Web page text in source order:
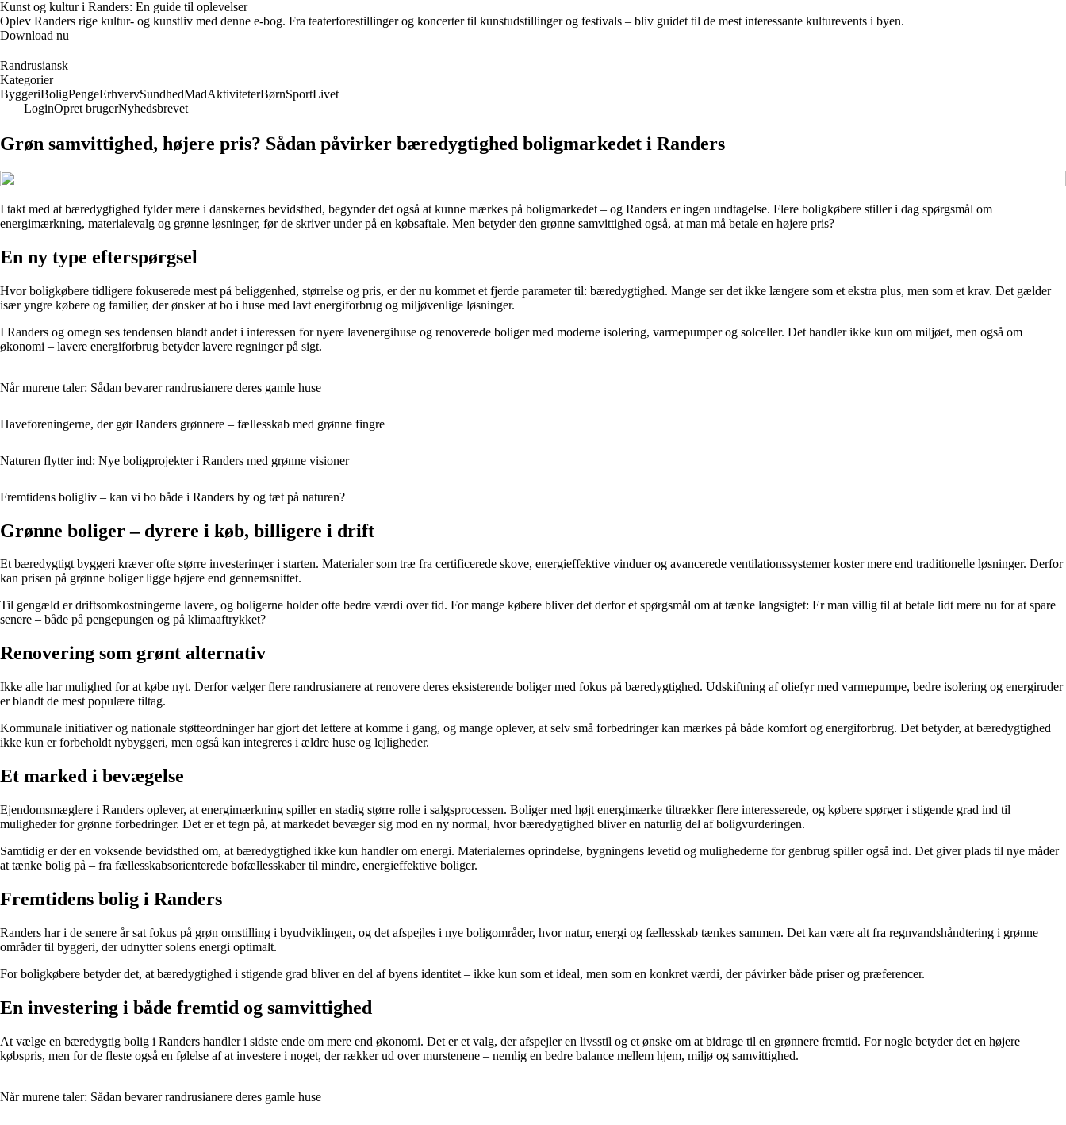
Kunst og kultur i Randers: En guide til oplevelser
Oplev Randers rige kultur- og kunstliv med denne e-bog. Fra teaterforestillinger og koncerter til kunstudstillinger og festivals – bliv guidet til de mest interessante kulturevents i byen.
Download nu
Randrusiansk
Kategorier
ByggeriBoligPengeErhvervSundhedMadAktiviteterBørnSportLivet
LoginOpret brugerNyhedsbrevet
Grøn samvittighed, højere pris? Sådan påvirker bæredygtighed boligmarkedet i Randers
I takt med at bæredygtighed fylder mere i danskernes bevidsthed, begynder det også at kunne mærkes på boligmarkedet – og Randers er ingen undtagelse. Flere boligkøbere stiller i dag spørgsmål om
energimærkning, materialevalg og grønne løsninger, før de skriver under på en købsaftale. Men betyder den grønne samvittighed også, at man må betale en højere pris?
En ny type efterspørgsel
Hvor boligkøbere tidligere fokuserede mest på beliggenhed, størrelse og pris, er der nu kommet et fjerde parameter til: bæredygtighed. Mange ser det ikke længere som et ekstra plus, men som et krav. Det gælder
især yngre købere og familier, der ønsker at bo i huse med lavt energiforbrug og miljøvenlige løsninger.
I Randers og omegn ses tendensen blandt andet i interessen for nyere lavenergihuse og renoverede boliger med moderne isolering, varmepumper og solceller. Det handler ikke kun om miljøet, men også om
økonomi – lavere energiforbrug betyder lavere regninger på sigt.
Når murene taler: Sådan bevarer randrusianere deres gamle huse
Haveforeningerne, der gør Randers grønnere – fællesskab med grønne fingre
Naturen flytter ind: Nye boligprojekter i Randers med grønne visioner
Fremtidens boligliv – kan vi bo både i Randers by og tæt på naturen?
Grønne boliger – dyrere i køb, billigere i drift
Et bæredygtigt byggeri kræver ofte større investeringer i starten. Materialer som træ fra certificerede skove, energieffektive vinduer og avancerede ventilationssystemer koster mere end traditionelle løsninger. Derfor
kan prisen på grønne boliger ligge højere end gennemsnittet.
Til gengæld er driftsomkostningerne lavere, og boligerne holder ofte bedre værdi over tid. For mange købere bliver det derfor et spørgsmål om at tænke langsigtet: Er man villig til at betale lidt mere nu for at spare
senere – både på pengepungen og på klimaaftrykket?
Renovering som grønt alternativ
Ikke alle har mulighed for at købe nyt. Derfor vælger flere randrusianere at renovere deres eksisterende boliger med fokus på bæredygtighed. Udskiftning af oliefyr med varmepumpe, bedre isolering og energiruder
er blandt de mest populære tiltag.
Kommunale initiativer og nationale støtteordninger har gjort det lettere at komme i gang, og mange oplever, at selv små forbedringer kan mærkes på både komfort og energiforbrug. Det betyder, at bæredygtighed
ikke kun er forbeholdt nybyggeri, men også kan integreres i ældre huse og lejligheder.
Et marked i bevægelse
Ejendomsmæglere i Randers oplever, at energimærkning spiller en stadig større rolle i salgsprocessen. Boliger med højt energimærke tiltrækker flere interesserede, og købere spørger i stigende grad ind til
muligheder for grønne forbedringer. Det er et tegn på, at markedet bevæger sig mod en ny normal, hvor bæredygtighed bliver en naturlig del af boligvurderingen.
Samtidig er der en voksende bevidsthed om, at bæredygtighed ikke kun handler om energi. Materialernes oprindelse, bygningens levetid og mulighederne for genbrug spiller også ind. Det giver plads til nye måder
at tænke bolig på – fra fællesskabsorienterede bofællesskaber til mindre, energieffektive boliger.
Fremtidens bolig i Randers
Randers har i de senere år sat fokus på grøn omstilling i byudviklingen, og det afspejles i nye boligområder, hvor natur, energi og fællesskab tænkes sammen. Det kan være alt fra regnvandshåndtering i grønne
områder til byggeri, der udnytter solens energi optimalt.
For boligkøbere betyder det, at bæredygtighed i stigende grad bliver en del af byens identitet – ikke kun som et ideal, men som en konkret værdi, der påvirker både priser og præferencer.
En investering i både fremtid og samvittighed
At vælge en bæredygtig bolig i Randers handler i sidste ende om mere end økonomi. Det er et valg, der afspejler en livsstil og et ønske om at bidrage til en grønnere fremtid. For nogle betyder det en højere
købspris, men for de fleste også en følelse af at investere i noget, der rækker ud over murstenene – nemlig en bedre balance mellem hjem, miljø og samvittighed.
Når murene taler: Sådan bevarer randrusianere deres gamle huse